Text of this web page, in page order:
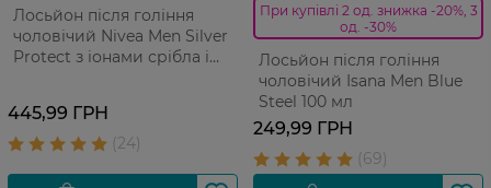
Лосьйон після гоління
чоловічий Nivea Men Silver
Protect з іонами срібла і
445,99 ГРН
При купівлі 2 од. знижка -20%, 3
од. -30%
Лосьйон після гоління
чоловічий Isana Men Blue
Steel 100 мл
249,99 ГРН